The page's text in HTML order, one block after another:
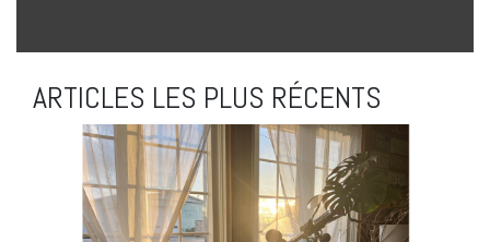
ARTICLES LES PLUS RÉCENTS